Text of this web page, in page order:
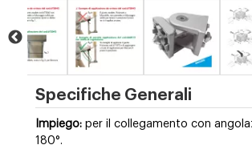
Specifiche Generali
Impiego: per il collegamento con
180°.